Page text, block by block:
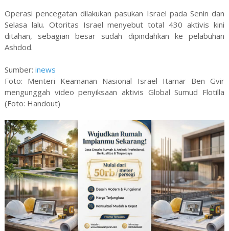
Operasi pencegatan dilakukan pasukan Israel pada Senin dan
Selasa lalu. Otoritas Israel menyebut total 430 aktivis kini
ditahan, sebagian besar sudah dipindahkan ke pelabuhan
Ashdod.
Sumber: inews
Foto: Menteri Keamanan Nasional Israel Itamar Ben Gvir
mengunggah video penyiksaan aktivis Global Sumud Flotilla
(Foto: Handout)